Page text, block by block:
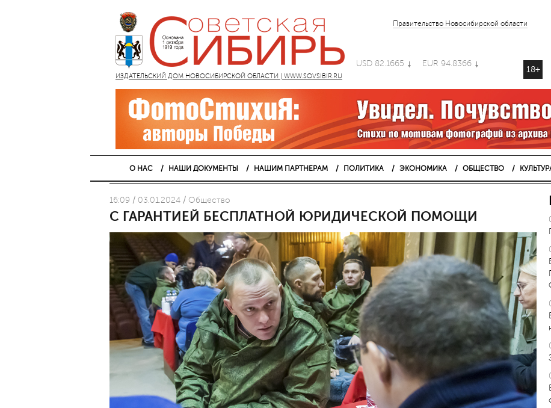
ИЗДАТЕЛЬСКИЙ ДОМ НОВОСИБИРСКОЙ ОБЛАСТИ | WWW.SOVSIBIR.RU
Правительство Новосибирской области
USD 82.1665 EUR 94.8366
18+
О НАС НАШИ ДОКУМЕНТЫ НАШИМ ПАРТНЕРАМ ПОЛИТИКА ЭКОНОМИКА ОБЩЕСТВО
16:09 / 03.01.2024 / Общество
С ГАРАНТИЕЙ БЕСПЛАТНОЙ ЮРИДИЧЕСКОЙ ПОМОЩИ